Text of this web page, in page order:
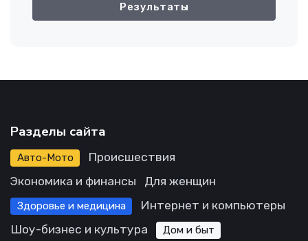
Результаты
Разделы сайта
Авто-Мото
Происшествия
Экономика и финансы
Для женщин
Здоровье и медицина
Интернет и компьютеры
Шоу-бизнес и культура
Дом и быт